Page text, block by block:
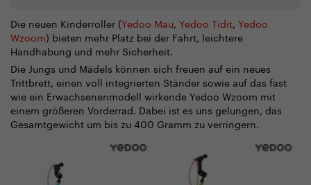
Die neuen Kinderroller (Yedoo Mau, Yedoo Tidit, Yedoo
Wzoom) bieten mehr Platz bei der Fahrt, leichtere
Handhabung und mehr Sicherheit.
Die Jungs und Mädels können sich freuen auf ein neues
Trittbrett, einen voll integrierten Ständer sowie auf das fast
wie ein Erwachsenenmodell wirkende Yedoo Wzoom mit
einem größeren Vorderrad. Dabei ist es uns gelungen, das
Gesamtgewicht um bis zu 400 Gramm zu verringern.